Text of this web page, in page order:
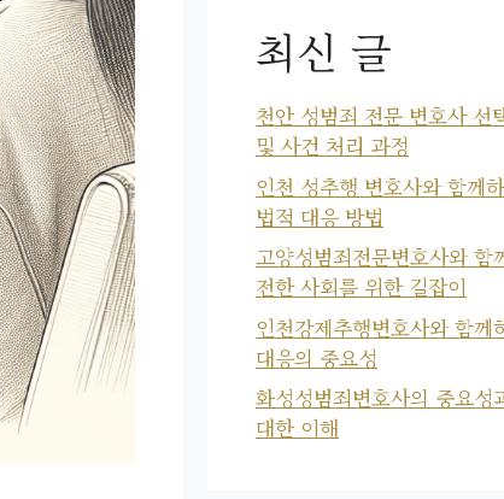
최신 글
천안 성범죄 전문 변호사 선
및 사건 처리 과정
인천 성추행 변호사와 함께
법적 대응 방법
고양성범죄전문변호사와 함
전한 사회를 위한 길잡이
인천강제추행변호사와 함께
대응의 중요성
화성성범죄변호사의 중요성
대한 이해